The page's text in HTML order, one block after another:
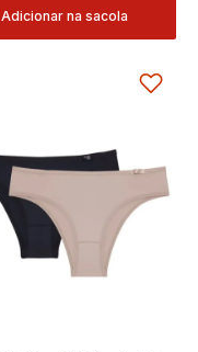
Adicionar na sacola